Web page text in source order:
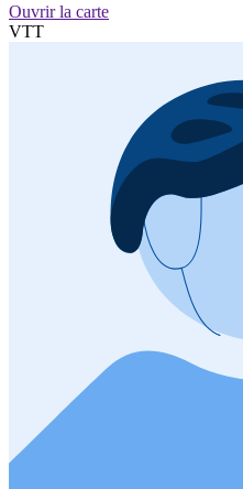
Ouvrir la carte
VTT